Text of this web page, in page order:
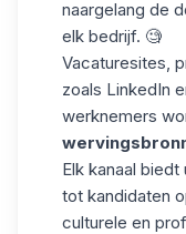
naargelang de
elk bedrijf. 🧐
Vacaturesites,
zoals LinkedIn
werknemers
Elk kanaal biedt
tot kandidaten
culturele en